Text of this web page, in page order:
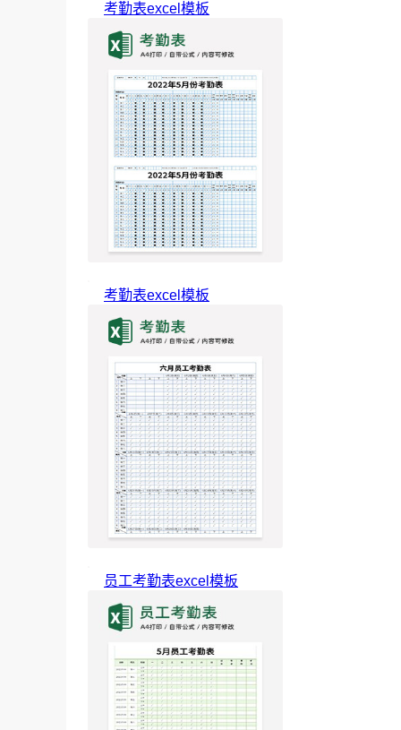
考勤表excel模板
考勤表excel模板
员工考勤表excel模板